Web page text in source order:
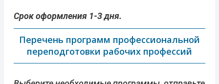
Срок оформления 1-3 дня.
Перечень программ профессиональной
переподготовки рабочих профессий​